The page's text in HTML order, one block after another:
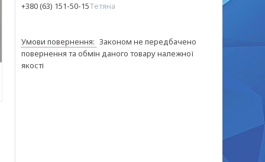
+380 (63) 151-50-15Тетяна
Законом не передбачено
повернення та обмін даного товару належної
якості